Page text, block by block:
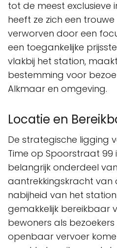
tot de meest exclusieve
heeft ze zich een
verworven door een
een toegankelijke
vlakbij het station,
bestemming voor
Alkmaar en omgeving.
Locatie en
De strategische ligging
Time op Spoorstraat 99
belangrijk onderdeel
aantrekkingskracht van
nabijheid van het
gemakkelijk bereikbaar
bewoners als
openbaar vervoer